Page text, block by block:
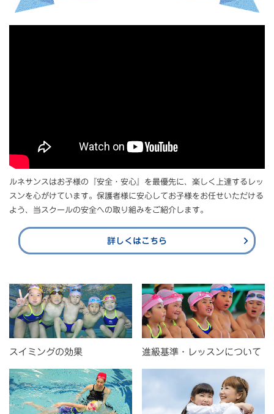
ルネサンスはお子様の『安全・安心』を最優先に、楽しく上達するレッ
スンを心がけています。保護者様に安心してお子様をお任せいただける
よう、当スクールの安全への取り組みをご紹介します。
詳しくはこちら
スイミングの効果 進級基準・レッスンについて